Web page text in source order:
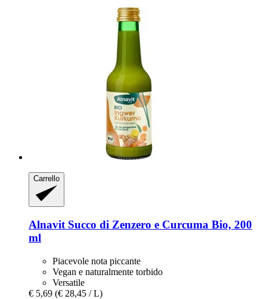
Carrello
Alnavit Succo di Zenzero e Curcuma Bio, 200
ml
Piacevole nota piccante
Vegan e naturalmente torbido
Versatile
€ 5,69 (€ 28,45 / L)